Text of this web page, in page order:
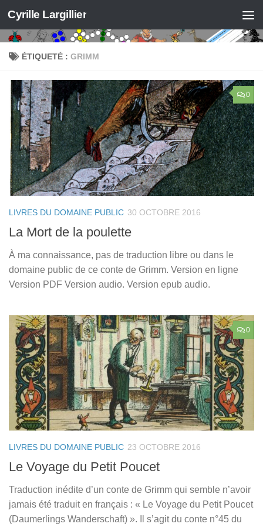
Skip to content
Cyrille Largillier
ÉTIQUETÉ : GRIMM
0
LIVRES DU DOMAINE PUBLIC 30 OCTOBRE 2016
La Mort de la poulette
À ma connaissance, pas de traduction libre ou dans le
domaine public de ce conte de Grimm. Version en ligne
Version PDF Version audio. Version epub audio.
0
LIVRES DU DOMAINE PUBLIC 23 OCTOBRE 2016
Le Voyage du Petit Poucet
Traduction inédite d’un conte de Grimm qui semble n’avoir
jamais été traduit en français : « Le Voyage du Petit Poucet
(Daumerlings Wanderschaft) ». Il s’agit du conte n°45 du